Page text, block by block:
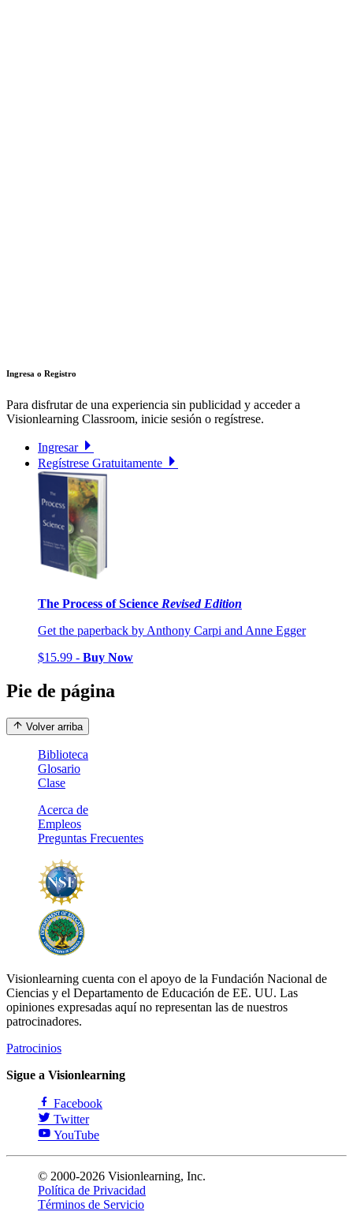
Ingresa o Registro
Para disfrutar de una experiencia sin publicidad y acceder a
Visionlearning Classroom, inicie sesión o regístrese.
Ingresar
Regístrese Gratuitamente
The Process of Science Revised Edition
Get the paperback by Anthony Carpi and Anne Egger
$15.99 - Buy Now
Pie de página
Volver arriba
Biblioteca
Glosario
Clase
Acerca de
Empleos
Preguntas Frecuentes
Visionlearning cuenta con el apoyo de la Fundación Nacional de
Ciencias y el Departamento de Educación de EE. UU. Las
opiniones expresadas aquí no representan las de nuestros
patrocinadores.
Patrocinios
Sigue a Visionlearning
Facebook
Twitter
YouTube
© 2000-2026 Visionlearning, Inc.
Política de Privacidad
Términos de Servicio